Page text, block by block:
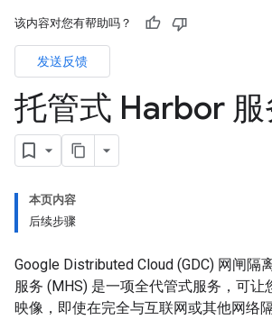
该内容对您有帮助吗？
发送反馈
托管式 Harbor
本页内容
后续步骤
Google Distributed Cloud (GDC) 网闸隔
服务 (MHS) 是一项全代管式服务，可让
映像，即使在完全与互联网或其他网络